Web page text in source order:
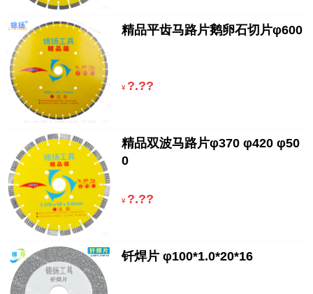
精品平齿马路片鹅卵石切片φ600
¥ ?.??
精品双波马路片φ370 φ420 φ50
0
¥ ?.??
钎焊片 φ100*1.0*20*16